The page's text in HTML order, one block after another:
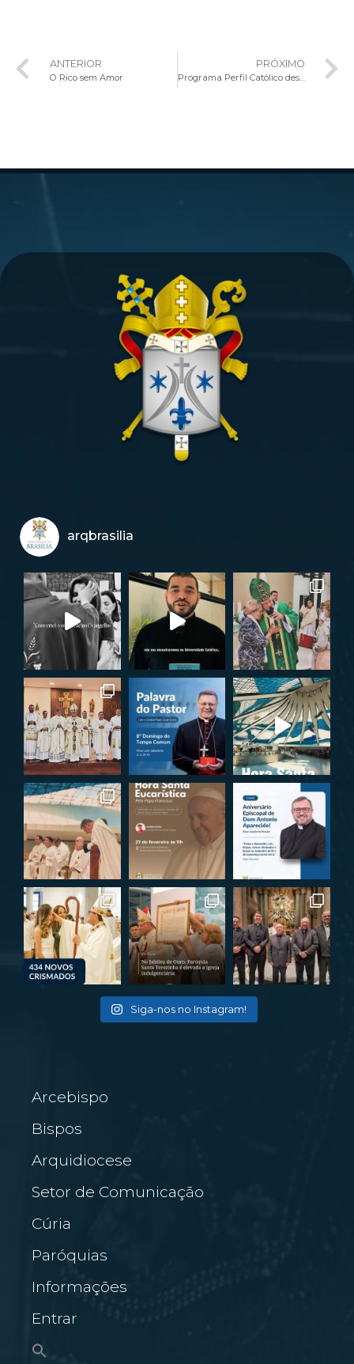
ANTERIOR
O Rico sem Amor
PRÓXIMO
Programa Perfil Católico destaca a importância da intimidade com a Palavra de Deus
arqbrasilia
Siga-nos no Instagram!
Arcebispo
Bispos
Arquidiocese
Setor de Comunicação
Cúria
Paróquias
Informações
Entrar